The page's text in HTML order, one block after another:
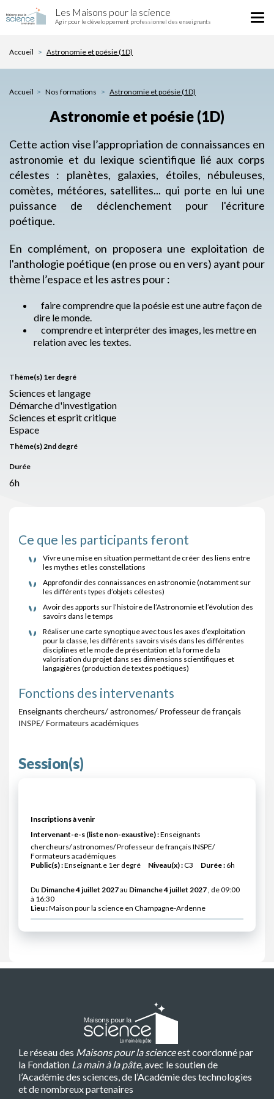
Astronomie
etau
Les Maisons pour la science
Agir pour le développement professionnel des enseignants
Accueil Astronomie et poésie (1D)
Accueil Nos formations Astronomie et poésie (1D)
Astronomie et poésie (1D)
Cette action vise l’appropriation de connaissances en
astronomie et du lexique scientifique lié aux corps
célestes : planètes, galaxies, étoiles, nébuleuses,
comètes, météores, satellites... qui porte en lui une
puissance de déclenchement pour l'écriture
poétique.
En complément, on proposera une exploitation de
l'anthologie poétique (en prose ou en vers) ayant pour
thème l’espace et les astres pour :
faire comprendre que la poésie est une autre façon de
dire le monde.
comprendre et interpréter des images, les mettre en
relation avec les textes.
Thème(s) 1er degré
Sciences et langage
Démarche d'investigation
Sciences et esprit critique
Espace
Thème(s) 2nd degré
Durée
6h
Ce que les participants feront
Vivre une mise en situation permettant de créer des liens entre
les mythes et les constellations
Approfondir des connaissances en astronomie (notamment sur
les différents types d’objets célestes)
Avoir des apports sur l’histoire de l’Astronomie et l’évolution des
savoirs dans le temps
Réaliser une carte synoptique avec tous les axes d’exploitation
pour la classe, les différents savoirs visés dans les différentes
disciplines et le mode de présentation et la forme de la
valorisation du projet dans ses dimensions scientifiques et
langagières (production de textes poétiques)
Fonctions des intervenants
Enseignants chercheurs/ astronomes/ Professeur de français
INSPE/ Formateurs académiques
Session(s)
Inscriptions à venir
Intervenant-e-s (liste non-exaustive) :Enseignants
chercheurs/ astronomes/ Professeur de français INSPE/
Formateurs académiques
Public(s) :Enseignant.e 1er degré Niveau(x) :C3 Durée : 6h
Du Dimanche 4 juillet 2027au Dimanche 4 juillet 2027, de 09:00
à 16:30
Lieu :Maison pour la science en Champagne-Ardenne
Le réseau des Maisons pour la scienceest coordonné par
la Fondation La main à la pâte, avec le soutien de
l’Académie des sciences, de l’Académie des technologies
et de nombreux partenaires